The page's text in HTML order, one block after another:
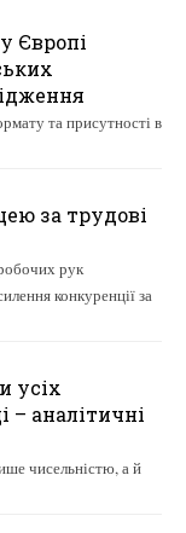
Європі
та присутності в
за трудові
рук
конкуренції за
усіх
– аналітичні
чисельністю, а й